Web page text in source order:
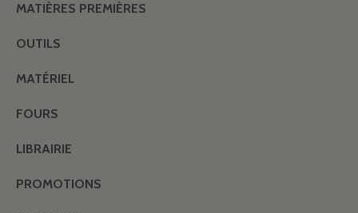
MATIÈRES PREMIÈRES
OUTILS
MATÉRIEL
FOURS
LIBRAIRIE
PROMOTIONS